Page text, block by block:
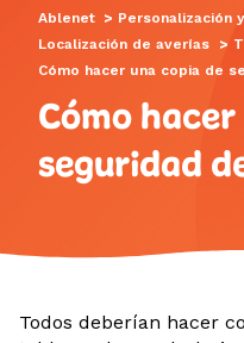
Ablenet > Personalización
Localización de averías
>
Cómo hacer una copia de
Cómo
seguridad
Todos deberían hacer